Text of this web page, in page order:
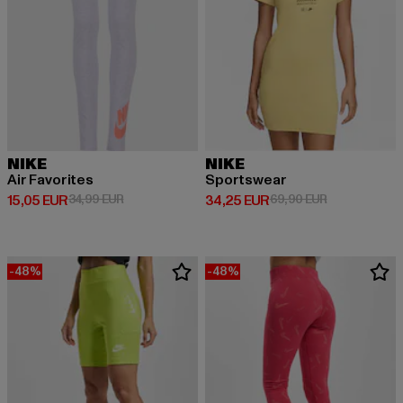
NIKE
Air Favorites
15,05 EUR
Derzeitiger Preis: 15,05 EUR
34,99 EURAktionspreis: 34,99 EUR
NIKE
Sportswear
34,25 EUR
Derzeitiger Preis: 34,25 EUR
69,90 EURAktionspreis:
-48% -48%